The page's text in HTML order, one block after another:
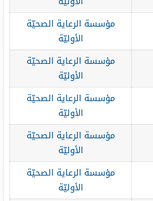
مؤسسة الرعاية الصحيّة
الأوليّة
مؤسسة الرعاية الصحيّة
الأوليّة
مؤسسة الرعاية الصحيّة
الأوليّة
مؤسسة الرعاية الصحيّة
الأوليّة
مؤسسة الرعاية الصحيّة
الأوليّة